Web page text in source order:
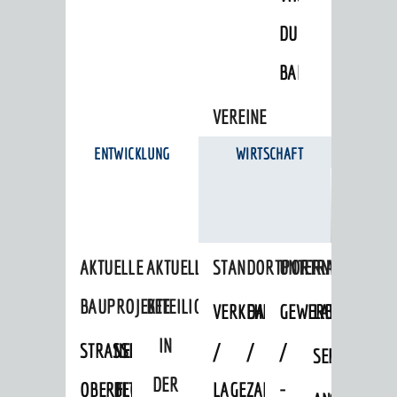
DULGER-
BAD
VEREINE
ENTWICKLUNG
AKTUELLE
BAUPROJEKTE
STRASSENBAUMASSNAHMEN OB
ERFLOCKENBACH
NEUBAU
BETRIEBSGEBÄUDE
AKTUELLE
BETEILIGUNGEN
IN
DER
WIRTSCHAFT
STANDORTPORTRAIT
VERKEHRSANBINDUNG
/
LAGE
DATEN
/
ZAHLEN
UNTERNEHMEN
GEWERBEFLÄCHEN
/
-